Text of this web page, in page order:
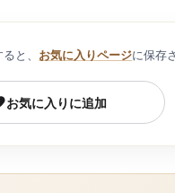
と、 お気に入りページに保存
お気に入りに追加